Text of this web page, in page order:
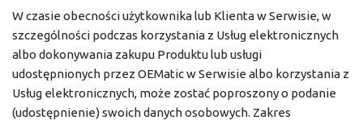
W czasie obecności użytkownika lub Klienta w Serwisie, w
szczególności podczas korzystania z Usług elektronicznych
albo dokonywania zakupu Produktu lub usługi
udostępnionych przez OEMatic w Serwisie albo korzystania z
Usług elektronicznych, może zostać poproszony o podanie
(udostępnienie) swoich danych osobowych. Zakres